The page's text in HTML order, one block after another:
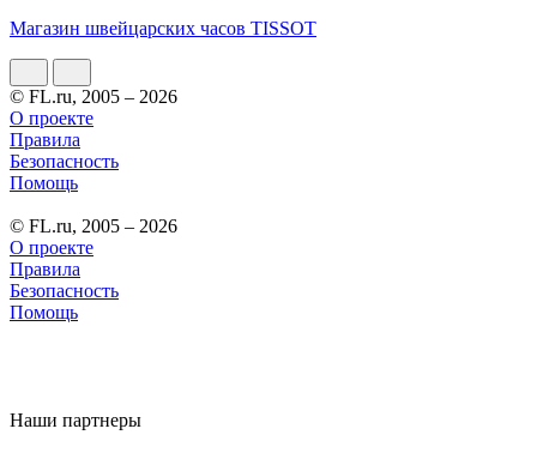
Магазин швейцарских часов TISSOT
© FL.ru, 2005 – 2026
О проекте
Правила
Безопасность
Помощь
© FL.ru, 2005 – 2026
О проекте
Правила
Безопасность
Помощь
Наши партнеры